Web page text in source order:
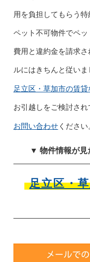
用を負担してもらう特
ペット不可物件でペ
費用と違約金を請求
ルにはきちんと従いま
足立区・草加市の賃
お引越しをご検討さ
お問い合わせください
▼ 物件情報が見
足立区・